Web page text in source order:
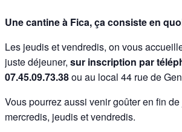
Une cantine à Fica, ça consiste en
Les jeudis et vendredis, on vous
juste déjeuner, sur inscription par
07.45.09.73.38ou au local 44 rue de
Vous pourrez aussi venir goûter en fin
mercredis, jeudis et vendredis.